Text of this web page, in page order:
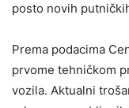
posto novih
Prema podacima
prvome tehničkom
vozila. Aktualni